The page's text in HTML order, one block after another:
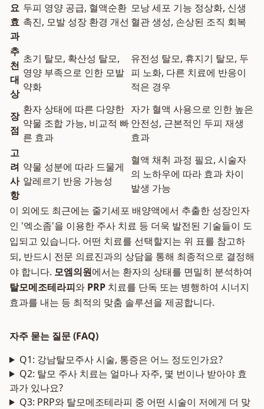
요
효
과
두피 영양 공급, 혈액순환
촉진, 모발 성장 환경 개선
모낭 세포 기능 정상화, 신생
혈관 생성, 손상된 조직 회복
추
천
대
상
초기 탈모, 확산성 탈모,
영양 부족으로 인한 모발
약화
유전성 탈모, 휴지기 탈모, 두
피 노화, 다른 치료에 반응이
적은 경우
장
점
환자 상태에 따른 다양한
약물 조합 가능, 비교적 빠
른 효과
자가 혈액 사용으로 인한 높은
안전성, 근본적인 두피 재생
효과
고
려
사
항
약물 성분에 따라 드물게
알레르기 반응 가능성
혈액 채취 과정 필요, 시술자
의 노하우에 따라 효과 차이
발생 가능
이 외에도 최근에는 줄기세포 배양액에서 추출한 성장인자
인 '엑소좀'을 이용한 주사 치료 등 더욱 발전된 기술들이 도
입되고 있습니다. 어떤 치료를 선택할지는 위 표를 참고하
되, 반드시 전문 의료진과의 상담을 통해 최종적으로 결정해
야 합니다. 모엠의원에서는 환자의 상태를 면밀히 분석하여
탈모메조테라피와 PRP 치료를 단독 또는 병행하여 시너지
효과를 내는 등 최적의 맞춤 솔루션을 제공합니다.
자주 묻는 질문 (FAQ)
Q1: 강남탈모주사 시술, 통증은 어느 정도인가요?
Q2: 탈모 주사 치료는 얼마나 자주, 몇 번이나 받아야 효
과가 있나요?
Q3: PRP와 탈모메조테라피 중 어떤 시술이 저에게 더 맞